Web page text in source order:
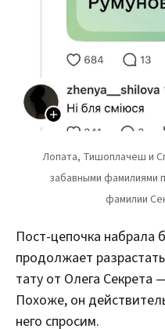
Пост-цепочка набрала
продолжает
тату от Олега Секрета
Похоже, он
него спросим.